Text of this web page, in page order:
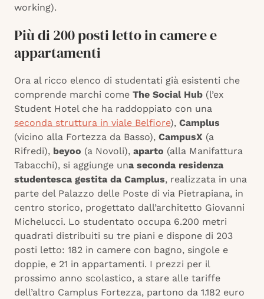
working).
Più di 200 posti letto in camere e
appartamenti
Ora al ricco elenco di studentati già esistenti che
comprende marchi come The Social Hub (l’ex
Student Hotel che ha raddoppiato con una
seconda struttura in viale Belfiore), Camplus
(vicino alla Fortezza da Basso), CampusX (a
Rifredi), beyoo (a Novoli), aparto (alla Manifattura
Tabacchi), si aggiunge una seconda residenza
studentesca gestita da Camplus, realizzata in una
parte del Palazzo delle Poste di via Pietrapiana, in
centro storico, progettato dall’architetto Giovanni
Michelucci. Lo studentato occupa 6.200 metri
quadrati distribuiti su tre piani e dispone di 203
posti letto: 182 in camere con bagno, singole e
doppie, e 21 in appartamenti. I prezzi per il
prossimo anno scolastico, a stare alle tariffe
dell’altro Camplus Fortezza, partono da 1.182 euro